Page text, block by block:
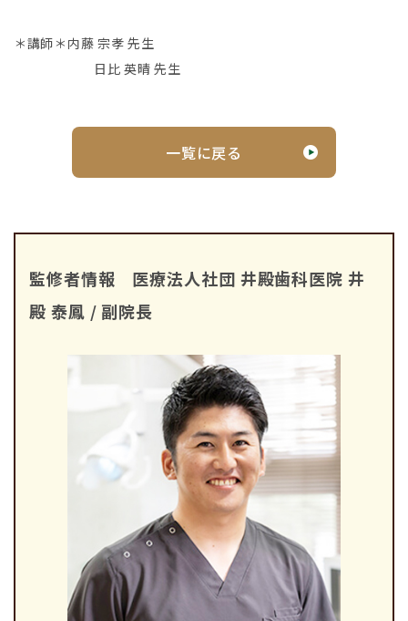
＊講師＊内藤 宗孝 先生
日比 英晴 先生
一覧に戻る
監修者情報 医療法人社団 井殿歯科医院 井
殿 泰鳳 / 副院長